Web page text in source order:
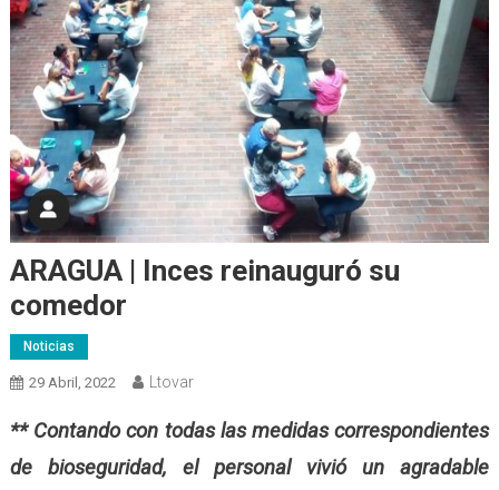
ARAGUA | Inces reinauguró su
comedor
Noticias
29 Abril, 2022 Ltovar
** Contando con todas las medidas correspondientes
de bioseguridad, el personal vivió un agradable